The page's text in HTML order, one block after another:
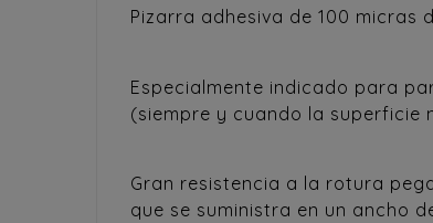
Pizarra adhesiva de 100
Especialmente indicado para
(siempre y cuando la superficie
Gran resistencia a la rotura
que se suministra en un ancho